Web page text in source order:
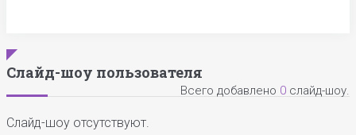
Слайд-шоу пользователя
Всего добавлено 0 слайд-шоу.
Слайд-шоу отсутствуют.